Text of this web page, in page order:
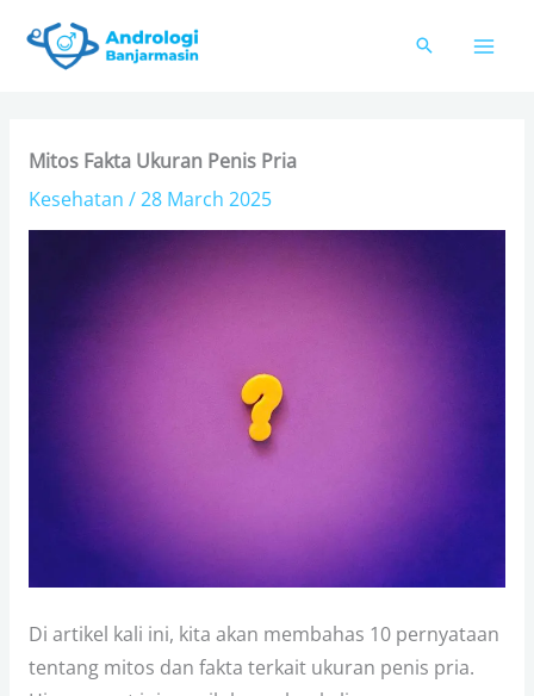
Mitos Fakta Ukuran Penis Pria
Kesehatan /28 March 2025
Di artikel kali ini, kita akan membahas 10 pernyataan
tentang mitos dan fakta terkait ukuran penis pria.